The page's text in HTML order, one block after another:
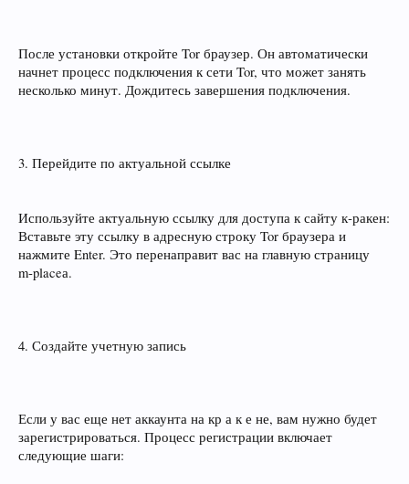
После установки откройте Tor браузер. Он автоматически
начнет процесс подключения к сети Tor, что может занять
несколько минут. Дождитесь завершения подключения.
3. Перейдите по актуальной ссылке
Используйте актуальную ссылку для доступа к сайту к‑ракен:
Вставьте эту ссылку в адресную строку Tor браузера и
нажмите Enter. Это перенаправит вас на главную страницу
m‑placeа.
4. Создайте учетную запись
Если у вас еще нет аккаунта на кр а к е не, вам нужно будет
зарегистрироваться. Процесс регистрации включает
следующие шаги: